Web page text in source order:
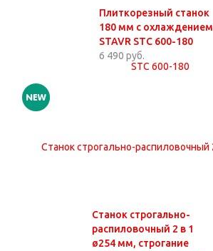
Плиткорезный станок
180 мм c охлаждением
STAVR STC 600-180
6 490 руб.
Станок строгально-
распиловочный 2 в 1
ø254 мм, строгание